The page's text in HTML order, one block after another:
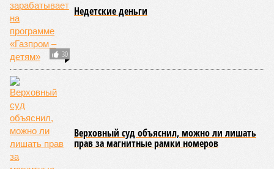
13:01
В Германии насчитали порядка 14 тысяч сообщений
Новости smi2.ru
ЕЩЕ ИЗ РАЗДЕЛА «ВЛАСТЬ»